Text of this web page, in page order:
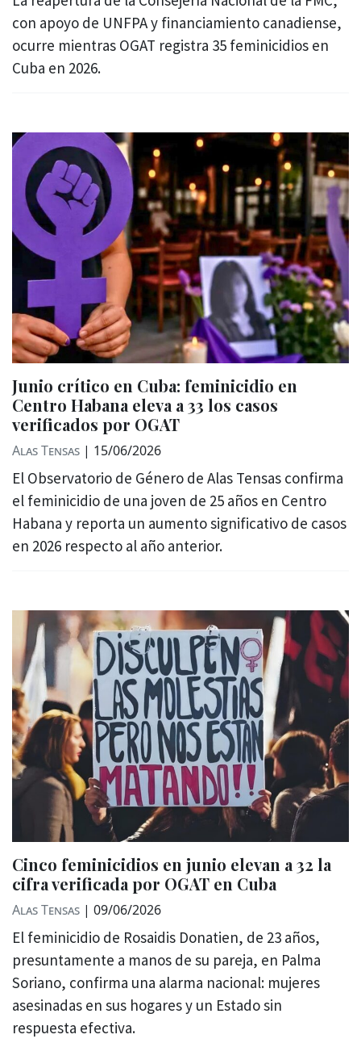
con apoyo de UNFPA y financiamiento canadiense,
ocurre mientras OGAT registra 35 feminicidios en
Cuba en 2026.
Junio crítico en Cuba: feminicidio en
Centro Habana eleva a 33 los casos
verificados por OGAT
Alas Tensas | 15/06/2026
El Observatorio de Género de Alas Tensas confirma
el feminicidio de una joven de 25 años en Centro
Habana y reporta un aumento significativo de casos
en 2026 respecto al año anterior.
Cinco feminicidios en junio elevan a 32 la
cifra verificada por OGAT en Cuba
Alas Tensas | 09/06/2026
El feminicidio de Rosaidis Donatien, de 23 años,
presuntamente a manos de su pareja, en Palma
Soriano, confirma una alarma nacional: mujeres
asesinadas en sus hogares y un Estado sin
respuesta efectiva.